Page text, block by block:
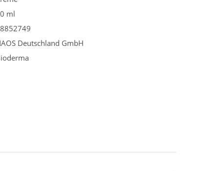
ml
Deutschland GmbH